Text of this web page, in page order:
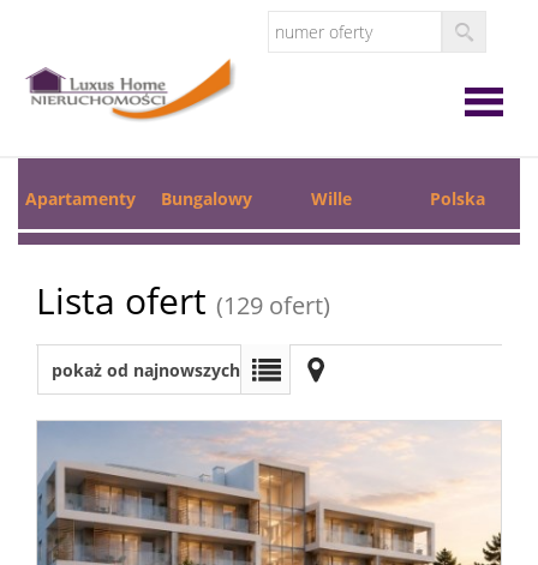
główna
Oferta
Apartamenty Bungalowy Wille Polska
Lista ofert (129 ofert)
pokaż od najnowszych